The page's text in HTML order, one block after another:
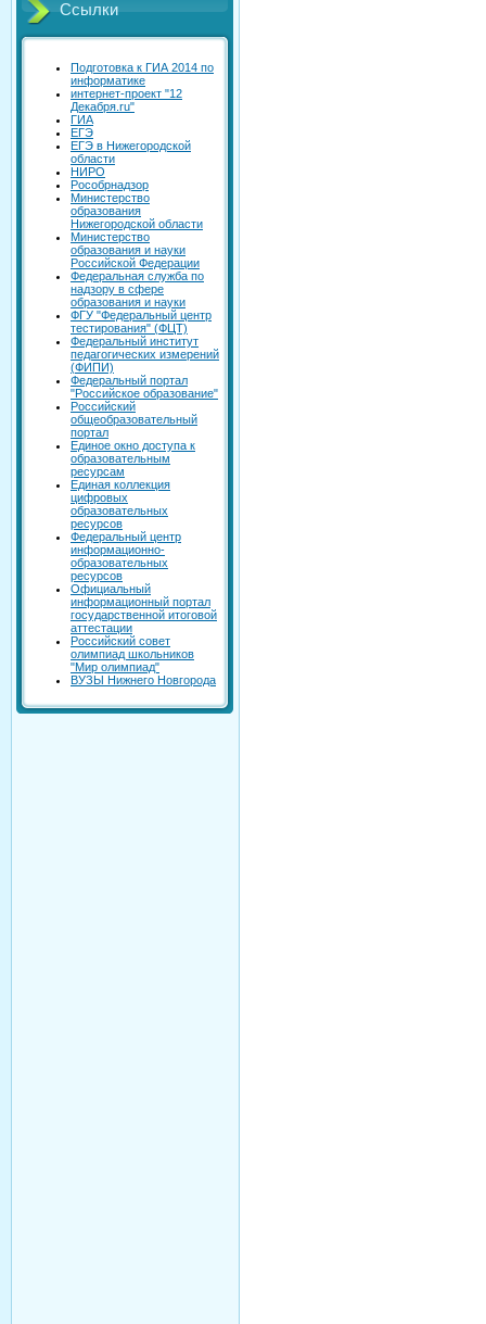
Ссылки
Подготовка к ГИА 2014 по
информатике
интернет-проект "12
Декабря.ru"
ГИА
ЕГЭ
ЕГЭ в Нижегородской
области
НИРО
Рособрнадзор
Министерство
образования
Нижегородской области
Министерство
образования и науки
Российской Федерации
Федеральная служба по
надзору в сфере
образования и науки
ФГУ "Федеральный центр
тестирования" (ФЦТ)
Федеральный институт
педагогических измерений
(ФИПИ)
Федеральный портал
"Российское образование"
Российский
общеобразовательный
портал
Единое окно доступа к
образовательным
ресурсам
Единая коллекция
цифровых
образовательных
ресурсов
Федеральный центр
информационно-
образовательных
ресурсов
Официальный
информационный портал
государственной итоговой
аттестации
Российский совет
олимпиад школьников
"Мир олимпиад"
ВУЗЫ Нижнего Новгорода